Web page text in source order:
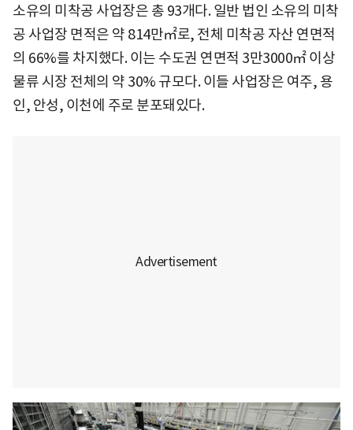
소유의 미착공 사업장은 총 93개다. 일반 법인 소유의 미착
공 사업장 면적은 약 814만㎡로, 전체 미착공 자산 연면적
의 66%를 차지했다. 이는 수도권 연면적 3만3000㎡ 이상
물류 시장 전체의 약 30% 규모다. 이들 사업장은 여주, 용
인, 안성, 이천에 주로 분포돼있다.